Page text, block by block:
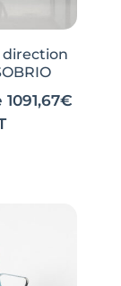
direction
1091,67€